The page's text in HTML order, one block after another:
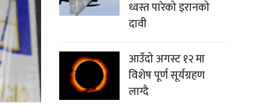
ध्वस्त पारेको इरानको
दावी
आउँदो अगस्ट १२ मा
विशेष पूर्ण सूर्यग्रहण
लाग्दै